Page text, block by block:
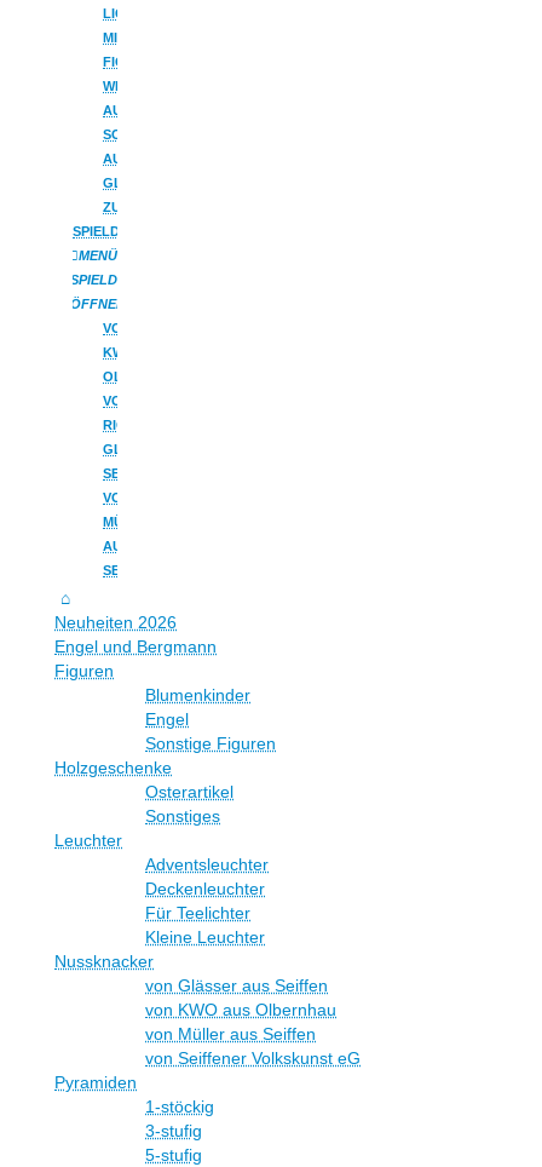
LICHTERBOGEN
MIT
FIGUREN
WETTERFESTE
AUSSENBÖGEN
SCHWIBBOGEN
AUS
GLAS
ZUBEHÖR
SPIELDOSEN
MENÜ
SPIELDOSEN
ÖFFNEN
VON
KWO
OLBERNHAU
VON
RICHARD
GLÄSSER
SEIFFEN
VON
MÜLLER
AUS
SEIFFEN
Neuheiten 2026
Engel und Bergmann
Figuren
Blumenkinder
Engel
Sonstige Figuren
Holzgeschenke
Osterartikel
Sonstiges
Leuchter
Adventsleuchter
Deckenleuchter
Für Teelichter
Kleine Leuchter
Nussknacker
von Glässer aus Seiffen
von KWO aus Olbernhau
von Müller aus Seiffen
von Seiffener Volkskunst eG
Pyramiden
1-stöckig
3-stufig
5-stufig